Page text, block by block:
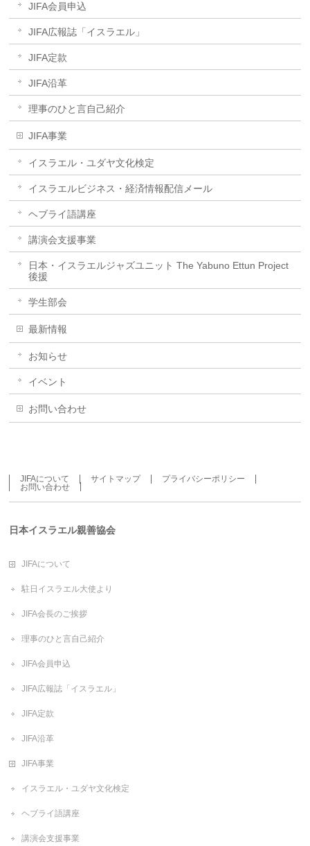
JIFA会員申込
JIFA広報誌「イスラエル」
JIFA定款
JIFA沿革
理事のひと言自己紹介
JIFA事業
イスラエル・ユダヤ文化検定
イスラエルビジネス・経済情報配信メール
ヘブライ語講座
講演会支援事業
日本・イスラエルジャズユニット The Yabuno Ettun Project
後援
学生部会
最新情報
お知らせ
イベント
お問い合わせ
JIFAについて サイトマップ
プライバシーポリシー
お問い合わせ
日本イスラエル親善協会
JIFAについて
駐日イスラエル大使より
JIFA会長のご挨拶
理事のひと言自己紹介
JIFA会員申込
JIFA広報誌「イスラエル」
JIFA定款
JIFA沿革
JIFA事業
イスラエル・ユダヤ文化検定
ヘブライ語講座
講演会支援事業